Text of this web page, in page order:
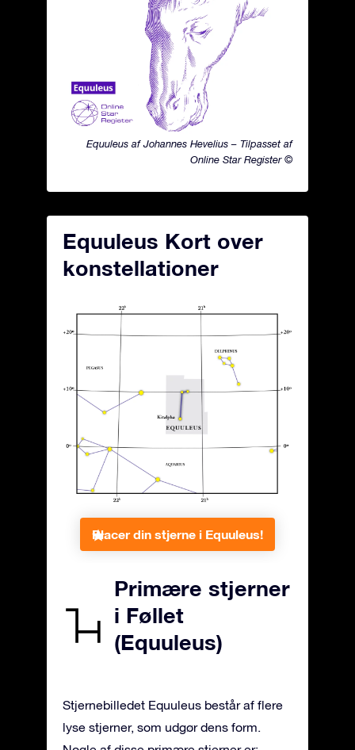
Equuleus af Johannes Hevelius – Tilpasset af
Online Star Register ©
Equuleus Kort over
konstellationer
Placer din stjerne i Equuleus!
Primære stjerner
i Føllet
(Equuleus)
Stjernebilledet Equuleus består af flere
lyse stjerner, som udgør dens form.